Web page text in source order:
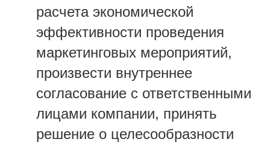
расчета экономической
эффективности проведения
маркетинговых мероприятий,
произвести внутреннее
согласование с ответственными
лицами компании, принять
решение о целесообразности